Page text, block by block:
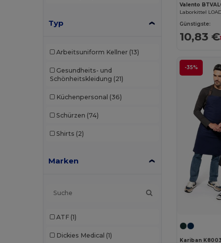
Typ
Arbeitsuniform Kellner (13)
Gesundheits- und
Schönheitskleidung (21)
Küchenpersonal (36)
Schürzen (74)
Shirts (2)
Marken
ATF (1)
Dickies Medical (1)
Valento
Laborkittel
Günstigste:
10,83 €
-35%
Kariban K8003